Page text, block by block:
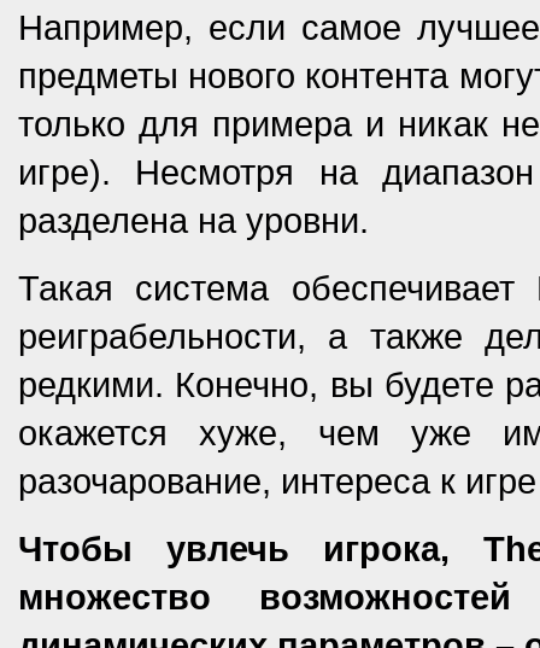
Например, если самое
предметы нового контента
только для примера и никак
игре). Несмотря на
разделена на уровни.
Такая система
реиграбельности, а также
редкими. Конечно, вы будете
окажется хуже, чем уже
разочарование, интереса к
Чтобы увлечь игрока,
множество